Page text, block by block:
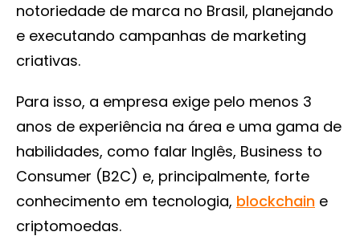
notoriedade de marca no Brasil, planejando
e executando campanhas de marketing
criativas.
Para isso, a empresa exige pelo menos 3
anos de experiência na área e uma gama de
habilidades, como falar Inglês, Business to
Consumer (B2C) e, principalmente, forte
conhecimento em tecnologia, blockchain e
criptomoedas.